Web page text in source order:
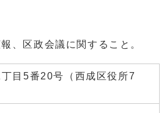
、区政会議に関すること。
目5番20号（西成区役所7